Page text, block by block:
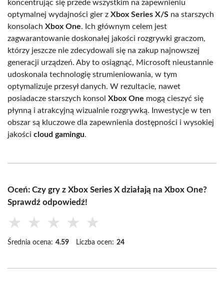
koncentrując się przede wszystkim na zapewnieniu
optymalnej wydajności gier z Xbox Series X/S na starszych
konsolach Xbox One. Ich głównym celem jest
zagwarantowanie doskonałej jakości rozgrywki graczom,
którzy jeszcze nie zdecydowali się na zakup najnowszej
generacji urządzeń. Aby to osiągnąć, Microsoft nieustannie
udoskonala technologię strumieniowania, w tym
optymalizuje przesył danych. W rezultacie, nawet
posiadacze starszych konsol Xbox One mogą cieszyć się
płynną i atrakcyjną wizualnie rozgrywką. Inwestycje w ten
obszar są kluczowe dla zapewnienia dostępności i wysokiej
jakości cloud gamingu.
Oceń: Czy gry z Xbox Series X działają na Xbox One?
Sprawdź odpowiedź!
★ ★ ★ ★ ★
Średnia ocena: 4.59 Liczba ocen: 24